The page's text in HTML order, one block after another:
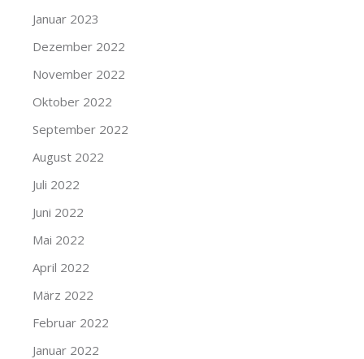
Januar 2023
Dezember 2022
November 2022
Oktober 2022
September 2022
August 2022
Juli 2022
Juni 2022
Mai 2022
April 2022
März 2022
Februar 2022
Januar 2022